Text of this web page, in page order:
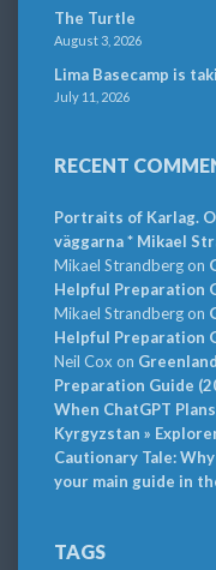
The Turtle
August 3, 2026
Lima Basecamp is
July 11, 2026
RECENT
Portraits of Karlag.
väggarna * Mikael
Mikael Strandbergon
Helpful Preparation
Mikael Strandbergon
Helpful Preparation
Neil Cox on
Preparation Guide
When ChatGPT
Kyrgyzstan »
Cautionary Tale:
your main guide in
TAGS